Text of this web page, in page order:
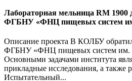
Лабораторная мельница RM
ФГБНУ «ФНЦ пищевых систем
Описание проекта В КОЛБУ
ФГБНУ «ФНЦ пищевых систем им.
Основными задачами института
прикладные исследования, а также
Испытательный...